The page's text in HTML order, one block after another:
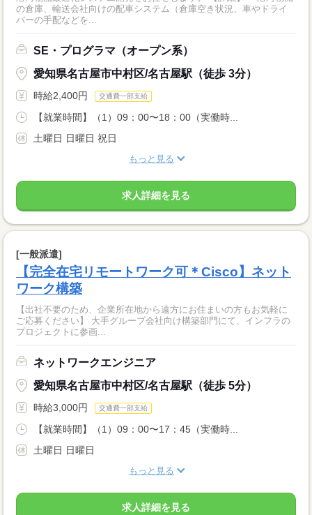
の倉庫、輸送会社向けの配車システム（倉庫空き状況、車やドライ
バーの手配などを...
SE・プログラマ（オープン系）
愛知県名古屋市中村区/名古屋駅（徒歩 3分）
時給2,400円 交通費一部支給
【就業時間】（1）09：00〜18：00（実働時...
土曜日 日曜日 祝日
もっと見る
求人詳細を見る
[一般派遣]
【完全在宅リモートワーク可＊Cisco】ネット
ワーク構築
【出社不要のため、企業所在地から遠方にお住まいの方もお気軽に
ご応募ください】 大手グループ会社向け構築部門にて、インフラの
プロジェクトに参画...
ネットワークエンジニア
愛知県名古屋市中村区/名古屋駅（徒歩 5分）
時給3,000円 交通費一部支給
【就業時間】（1）09：00〜17：45（実働時...
土曜日 日曜日
もっと見る
求人詳細を見る